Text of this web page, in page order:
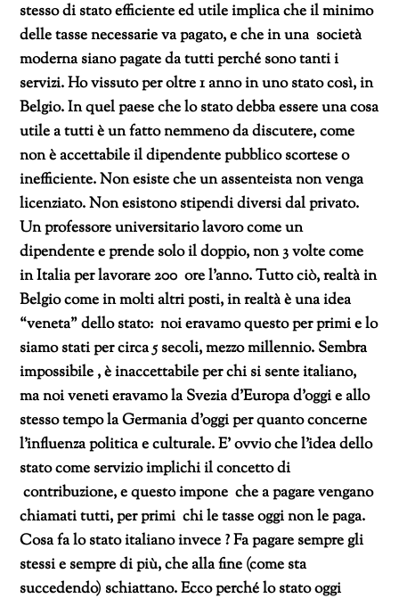
stesso di stato efficiente ed utile implica che il minimo
delle tasse necessarie va pagato, e che in una società
moderna siano pagate da tutti perché sono tanti i
servizi.Ho vissuto per oltre 1 anno in uno stato così, in
Belgio. In quel paese chelo stato debba essere una cosa
utile a tutti è un fatto nemmeno da discutere, come
non è accettabile il dipendente pubblico scortese o
inefficiente. Non esiste che un assenteista non venga
licenziato. Non esistono stipendi diversi dal privato.
Un professore universitario lavoro come un
dipendente e prende solo il doppio, non 3 volte come
in Italia per lavorare 200 ore l’anno.Tutto ciò, realtà in
Belgio come in molti altri posti, in realtà è una idea
“veneta” dello stato: noi eravamo questo per primi e lo
siamo stati per circa 5 secoli, mezzo millennio. Sembra
impossibile , è inaccettabile per chi si sente italiano,
ma noi veneti eravamo la Svezia d’Europa d’oggi e allo
stesso tempo la Germania d’oggi per quanto concerne
l’influenza politica e culturale.E’ ovvio che l’idea dello
stato come servizio implichi il concetto di
contribuzione, e questo impone che a pagare vengano
chiamati tutti, per primi chi le tasse oggi non le paga.
Cosa fa lo stato italiano invece ? Fa pagare sempre gli
stessi e sempre di più, che alla fine (come sta
succedendo) schiattano.Ecco perché lo stato oggi